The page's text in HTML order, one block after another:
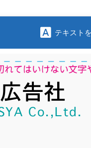
テキスト